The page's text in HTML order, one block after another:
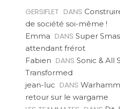
GERSIFLET DANS
de société soi-même !
Emma DANS Super
attendant frérot
Fabien DANS Sonic & All
Transformed
jean-luc DANS
retour sur le wargame